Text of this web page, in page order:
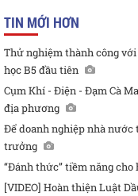
TIN MỚI HƠN
Thử nghiệm thành công
học B5 đầu tiên
Cụm Khí - Điện - Đạm Cà
địa phương
Để doanh nghiệp nhà
trưởng
“Đánh thức” tiềm năng
[VIDEO] Hoàn thiện Luật